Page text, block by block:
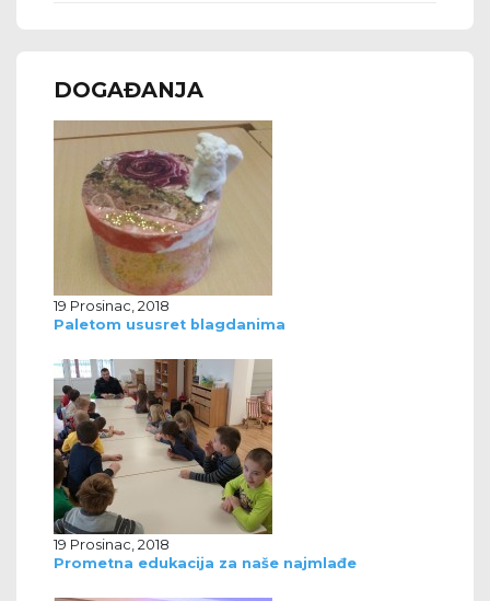
DOGAĐANJA
19 Prosinac, 2018
Paletom ususret blagdanima
19 Prosinac, 2018
Prometna edukacija za naše najmlađe